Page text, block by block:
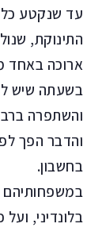
עד שנקטע
התינוקת,
ארוכה באחד
בשעתה שיש
והשתפרה
והדבר הפך
בחשבון.
במשפחותיהם
בלונדיני,